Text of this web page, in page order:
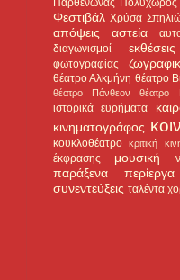
Φεστιβάλ Χρύσα
απόψεις
αστεία
διαγωνισμοί
φωτογραφίας
θέατρο Αλκμήνη θέατρο
θέατρο Πάνθεον θέατρο
ιστορικά ευρήματα
κινηματογράφος
κουκλοθέατρο
κριτική
έκφρασης
μουσική
παράξενα περίεργα
συνεντεύξεις ταλέντα